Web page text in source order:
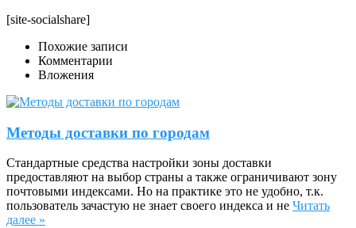
[site-socialshare]
Похожие записи
Комментарии
Вложения
Методы доставки по городам
Стандартные средства настройки зоны доставки
предоставляют на выбор страны а также ограничивают зону
почтовыми индексами. Но на практике это не удобно, т.к.
пользователь зачастую не знает своего индекса и не Читать
далее »